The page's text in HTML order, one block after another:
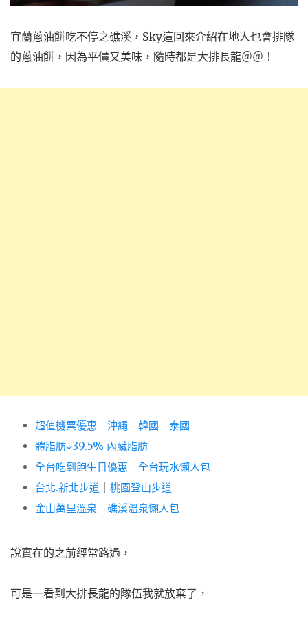
宜蘭蔥油餅吃不停之礁溪，Sky這回來介紹在地人也會排隊
的蔥油餅，因為平價又美味，隨時都是大排長龍＠＠！
超值機票優惠 沖繩 韓國
泰國
體脂肪↓39.5% 內臟脂肪
全台吃到飽生日優惠
全台玩水懶人包
台北.新北步道
桃園登山步道
金山萬里溫泉
礁溪溫泉懶人包
說實在的之前經常路過，
可是一看到大排長龍的隊伍我就放棄了，